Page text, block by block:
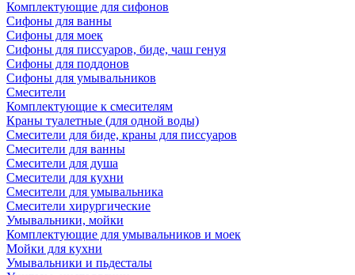
Комплектующие для сифонов
Сифоны для ванны
Сифоны для моек
Сифоны для писсуаров, биде, чаш генуя
Сифоны для поддонов
Сифоны для умывальников
Смесители
Комплектующие к смесителям
Краны туалетные (для одной воды)
Смесители для биде, краны для писсуаров
Смесители для ванны
Смесители для душа
Смесители для кухни
Смесители для умывальника
Смесители хирургические
Умывальники, мойки
Комплектующие для умывальников и моек
Мойки для кухни
Умывальники и пьдесталы